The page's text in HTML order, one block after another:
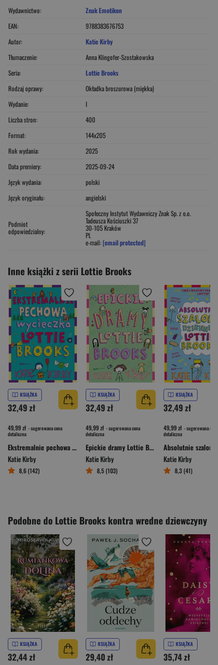
Wydawnictwo:
Znak Emotikon
EAN:
9788383676753
Autor:
Katie Kirby
Tłumaczenie:
Anna Klingofer-Szostakowska
Seria:
Lottie Brooks
Rodzaj oprawy:
Okładka broszurowa (miękka)
Wydanie:
I
Liczba stron:
400
Format:
144x205
Rok wydania:
2025
Data premiery:
2025-09-24
Język wydania:
polski
Język oryginału:
angielski
Podmiot
odpowiedzialny:
Społeczny Instytut Wydawniczy Znak Sp. z o.o.
Tadeusza Kościuszki 37
30-105 Kraków
PL
e-mail: [email protected]
Inne książki z serii Lottie Brooks
KSIĄŻKA
32,49 zł
49,99 zł - sugerowana cena
detaliczna
Ekstremalnie pechowa wycieczka Lottie Brooks
Katie Kirby
8,6 (142)
KSIĄŻKA
32,49 zł
49,99 zł - sugerowana cena
detaliczna
Epickie dramy Lottie Brooks
Katie Kirby
8,5 (103)
KSIĄŻKA
32,49 zł
49,99 zł - sugerowana cena
detaliczna
Katie Kirby
8,3 (41)
Podobne do Lottie Brooks kontra wredne dziewczyny
KSIĄŻKA
32,44 zł
KSIĄŻKA
29,40 zł
KSIĄŻKA
35,74 zł